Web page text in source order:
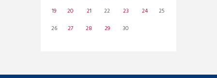
19
20 21 22 23 24
25
26
27 28 29 30